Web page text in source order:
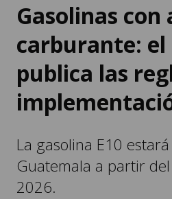
Gasolinas con
carburante: el
publica las
La gasolina E10
Guatemala a partir
2026.